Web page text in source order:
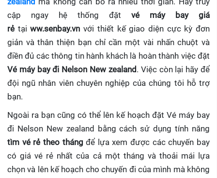
cập ngay hệ thống đặt vé máy bay giá
rẻ tạiww.senbay.vn với thiết kế giao diện cực kỳ đơn
giản và thân thiện bạn chỉ cần một vài nhấn chuột và
điền đủ các thông tin hành khách là hoàn thành việc đặt
Vé máy bay đi Nelson New zealand . Việc còn lại hãy để
đội ngũ nhân viên chuyên nghiệp của chúng tôi hỗ trợ
bạn.
Ngoài ra bạn cũng có thể lên kế hoạch đặt Vé máy bay
đi Nelson New zealand bằng cách sử dụng tính năng
tìm vé rẻ theo thángđể lựa xem được các chuyến bay
có giá vé rẻ nhất của cả một tháng và thoải mái lựa
chọn và lên kế hoạch cho chuyến đi của mình mà không